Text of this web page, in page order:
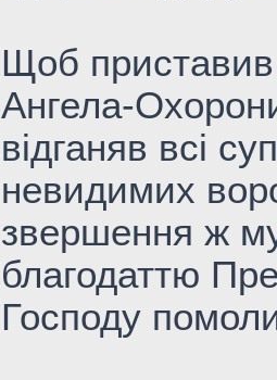
Щоб приставив
Ангела-
відганяв всі
невидимих
звершення ж
благодаттю
Господу